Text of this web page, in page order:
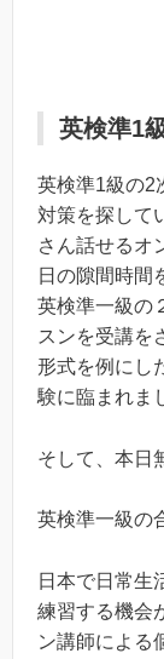
英検準1
英検準1級の2
対策を探して
さん話せるオ
日の隙間時間
英検準一級の
スンを受講を
形式を例にし
験に臨まれま
そして、本日
英検準一級の
日本で日常生
練習する機会
ン講師による